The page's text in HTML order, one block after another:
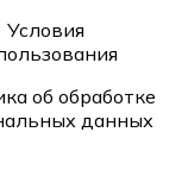
Условия
об обработке
данных